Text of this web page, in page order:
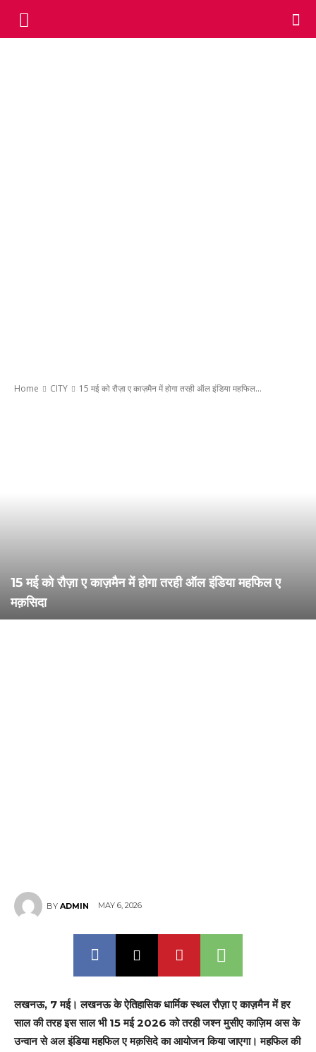
Home CITY 15 मई को रौज़ा ए काज़मैन में होगा तरही ऑल इंडिया महफिल...
15 मई को रौज़ा ए काज़मैन में होगा तरही ऑल इंडिया महफिल ए
मक़सिदा
BY ADMIN MAY 6, 2026
लखनऊ, 7 मई। लखनऊ के ऐतिहासिक धार्मिक स्थल रौज़ा ए काज़मैन में हर
साल की तरह इस साल भी 15 मई 2026 को तरही जश्न मुसीए काज़िम अस के
उन्वान से अल इंडिया महफिल ए मक़सिदे का आयोजन किया जाएगा। महफिल की